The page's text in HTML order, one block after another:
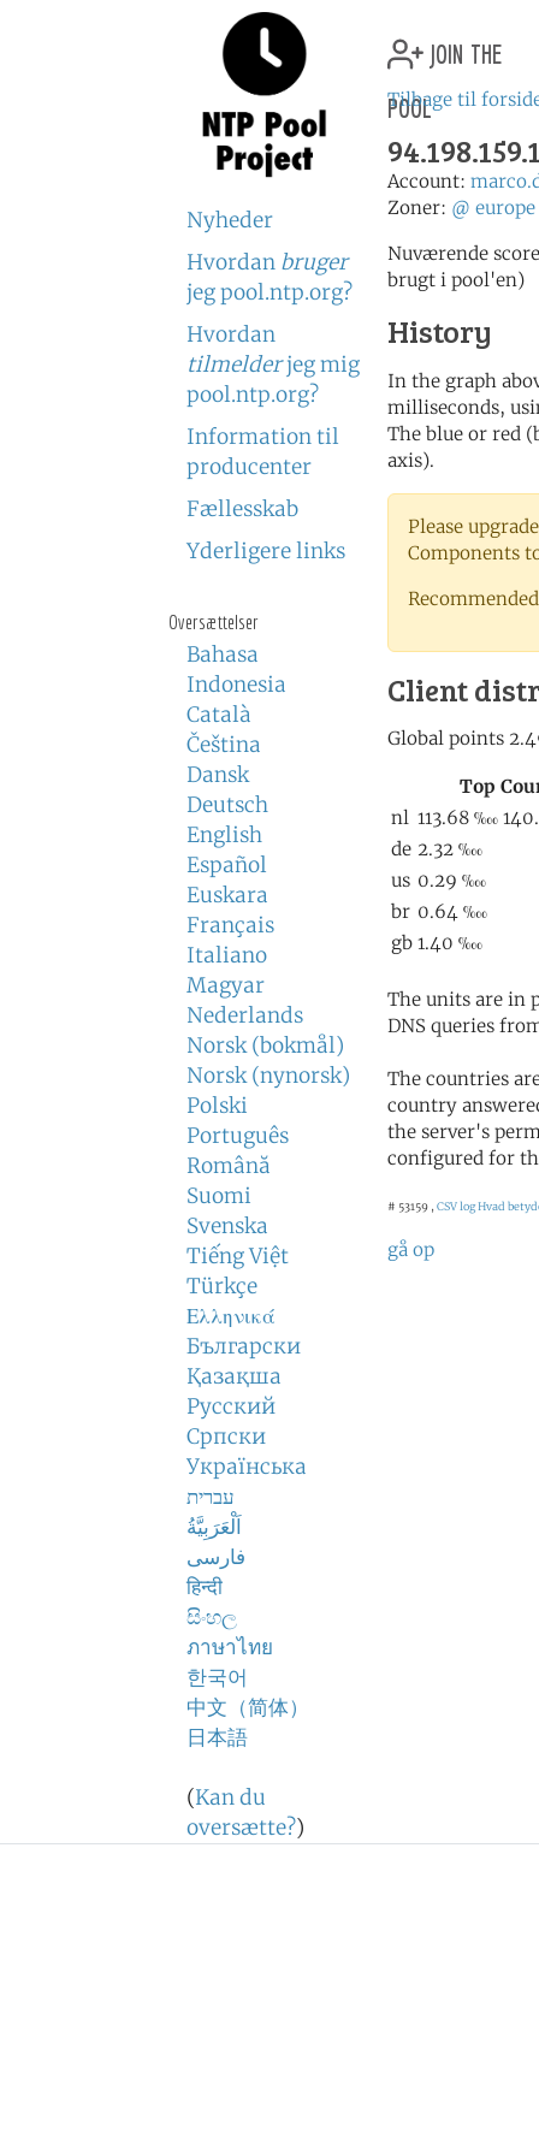
Nyheder
Hvordan bruger
jeg pool.ntp.org?
Hvordan
tilmelderjeg mig
pool.ntp.org?
Information til
producenter
Fællesskab
Yderligere links
Oversættelser
Bahasa
Indonesia
Català
Čeština
Dansk
Deutsch
English
Español
Euskara
Français
Italiano
Magyar
Nederlands
Norsk (bokmål)
Norsk (nynorsk)
Polski
Português
Română
Suomi
Svenska
Tiếng Việt
Türkçe
Ελληνικά
Български
Қазақша
Русский
Српски
Українська
עברית
اَلْعَرَبِيَّةُ
فارسی
हिन्दी
සිංහල
ภาษาไทย
한국어
中文（简体）
日本語
(Kan du
oversætte?)
join the
pool
Tilbage til
Account:
Zoner: @ europe
Nuværende
brugt i pool'en)
History
In the graph
milliseconds,
The blue or red
axis).
Please
Components
Client
The units are in
DNS queries
The countries
country
the server's
configured for
# 53159 , CSV logHvad
gå op